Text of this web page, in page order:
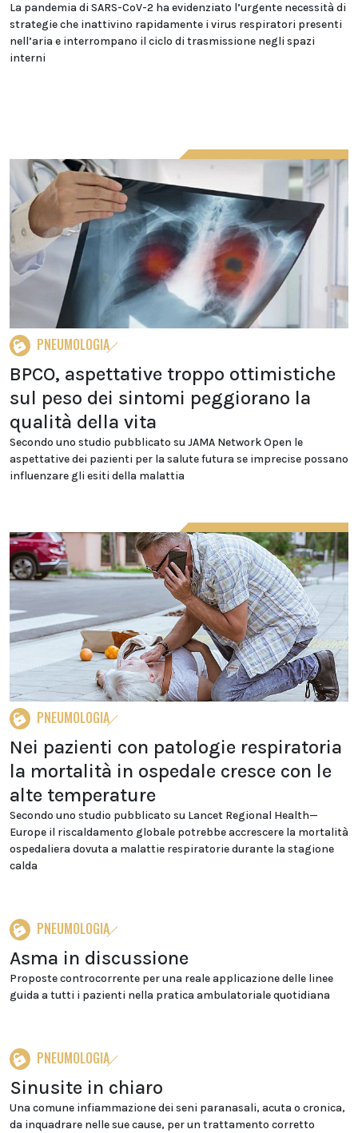
La pandemia di SARS-CoV-2 ha evidenziato l’urgente necessità di
strategie che inattivino rapidamente i virus respiratori presenti
nell’aria e interrompano il ciclo di trasmissione negli spazi
interni
PNEUMOLOGIA
BPCO, aspettative troppo ottimistiche
sul peso dei sintomi peggiorano la
qualità della vita
Secondo uno studio pubblicato su JAMA Network Open le
aspettative dei pazienti per la salute futura se imprecise possano
influenzare gli esiti della malattia
PNEUMOLOGIA
Nei pazienti con patologie respiratoria
la mortalità in ospedale cresce con le
alte temperature
Secondo uno studio pubblicato su Lancet Regional Health—
Europe il riscaldamento globale potrebbe accrescere la mortalità
ospedaliera dovuta a malattie respiratorie durante la stagione
calda
PNEUMOLOGIA
Asma in discussione
Proposte controcorrente per una reale applicazione delle linee
guida a tutti i pazienti nella pratica ambulatoriale quotidiana
PNEUMOLOGIA
Sinusite in chiaro
Una comune infiammazione dei seni paranasali, acuta o cronica,
da inquadrare nelle sue cause, per un trattamento corretto